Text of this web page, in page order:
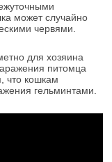
может случайно
червями.
для хозяина
питомца
что кошкам
гельминтами.